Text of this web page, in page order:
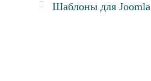
Шаблоны для Joomla